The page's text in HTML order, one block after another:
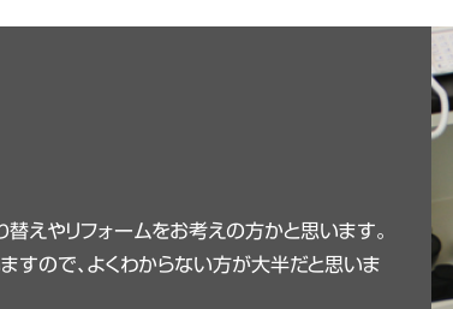
えやリフォームをお考えの方かと思います。
すので、よくわからない方が大半だと思いま